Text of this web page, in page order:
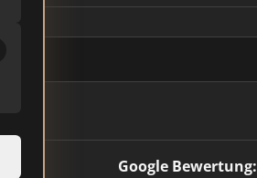
Google Bewertung: